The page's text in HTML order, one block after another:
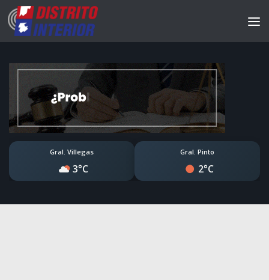
Gral. Villegas
3°C
Gral. Pinto
2°C